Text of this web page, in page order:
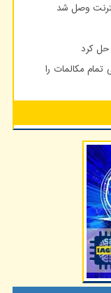
وصل شد
مکالمات را